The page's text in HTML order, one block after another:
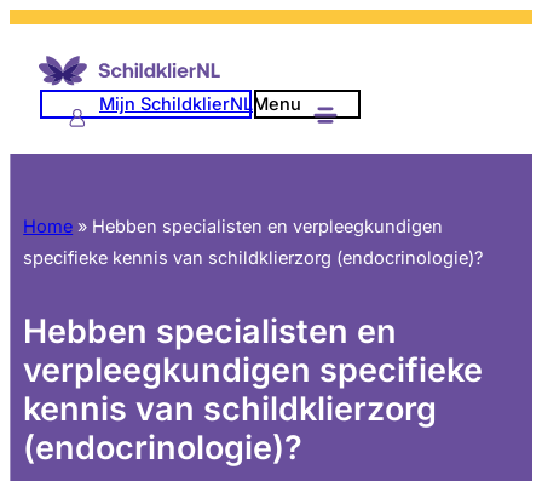
Mijn SchildklierNLMenu
Home » Hebben specialisten en verpleegkundigen
specifieke kennis van schildklierzorg (endocrinologie)?
Hebben specialisten en
verpleegkundigen specifieke
kennis van schildklierzorg
(endocrinologie)?